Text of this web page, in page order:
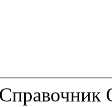
Справочник